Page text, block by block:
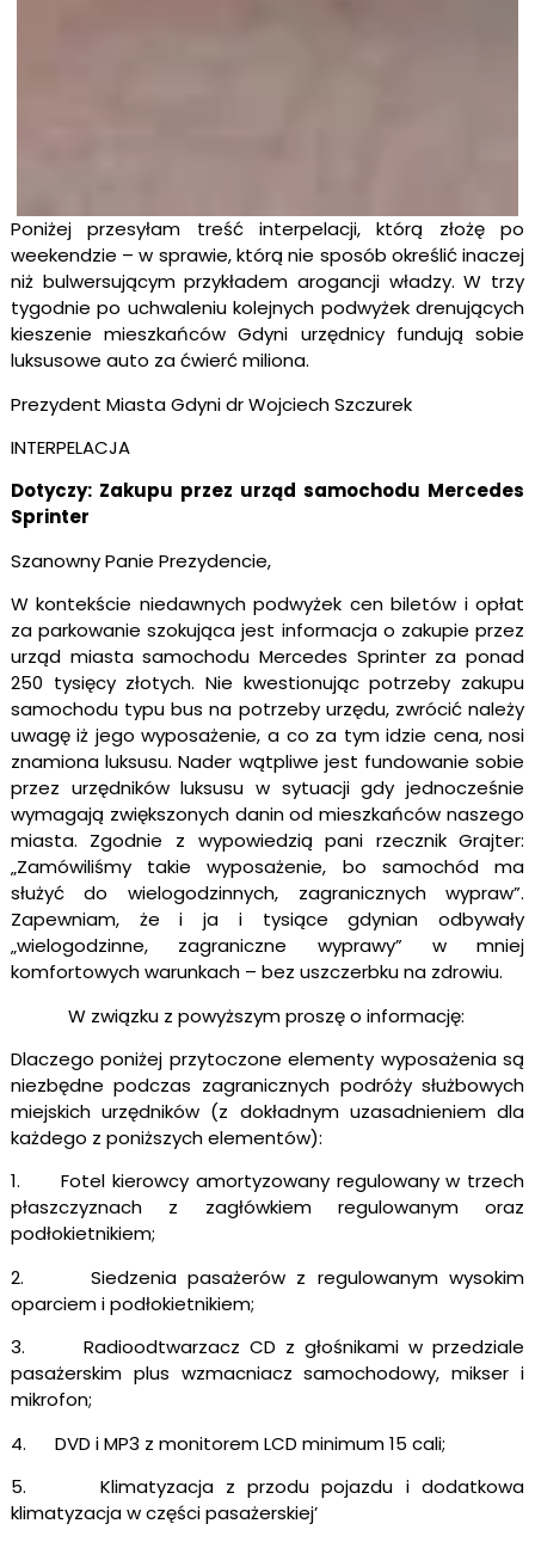
Poniżej przesyłam treść interpelacji, którą złożę po
weekendzie – w sprawie, którą nie sposób określić inaczej
niż bulwersującym przykładem arogancji władzy. W trzy
tygodnie po uchwaleniu kolejnych podwyżek drenujących
kieszenie mieszkańców Gdyni urzędnicy fundują sobie
luksusowe auto za ćwierć miliona.
Prezydent Miasta Gdyni dr Wojciech Szczurek
INTERPELACJA
Dotyczy: Zakupu przez urząd samochodu Mercedes
Sprinter
Szanowny Panie Prezydencie,
W kontekście niedawnych podwyżek cen biletów i opłat
za parkowanie szokująca jest informacja o zakupie przez
urząd miasta samochodu Mercedes Sprinter za ponad
250 tysięcy złotych. Nie kwestionując potrzeby zakupu
samochodu typu bus na potrzeby urzędu, zwrócić należy
uwagę iż jego wyposażenie, a co za tym idzie cena, nosi
znamiona luksusu. Nader wątpliwe jest fundowanie sobie
przez urzędników luksusu w sytuacji gdy jednocześnie
wymagają zwiększonych danin od mieszkańców naszego
miasta. Zgodnie z wypowiedzią pani rzecznik Grajter:
„Zamówiliśmy takie wyposażenie, bo samochód ma
służyć do wielogodzinnych, zagranicznych wypraw”.
Zapewniam, że i ja i tysiące gdynian odbywały
„wielogodzinne, zagraniczne wyprawy” w mniej
komfortowych warunkach – bez uszczerbku na zdrowiu.
W związku z powyższym proszę o informację:
Dlaczego poniżej przytoczone elementy wyposażenia są
niezbędne podczas zagranicznych podróży służbowych
miejskich urzędników (z dokładnym uzasadnieniem dla
każdego z poniższych elementów):
1. Fotel kierowcy amortyzowany regulowany w trzech
płaszczyznach z zagłówkiem regulowanym oraz
podłokietnikiem;
2. Siedzenia pasażerów z regulowanym wysokim
oparciem i podłokietnikiem;
3. Radioodtwarzacz CD z głośnikami w przedziale
pasażerskim plus wzmacniacz samochodowy, mikser i
mikrofon;
4. DVD i MP3 z monitorem LCD minimum 15 cali;
5. Klimatyzacja z przodu pojazdu i dodatkowa
klimatyzacja w części pasażerskiej’